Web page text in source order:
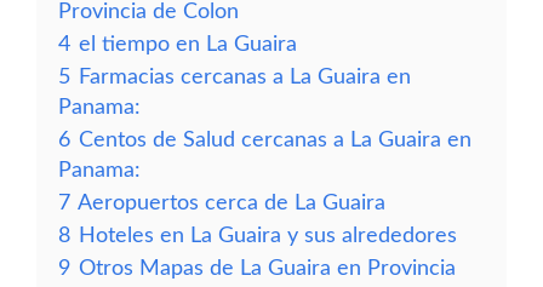
Provincia de Colon
4 el tiempo en La Guaira
5 Farmacias cercanas a La Guaira en
Panama:
6 Centos de Salud cercanas a La Guaira en
Panama:
7 Aeropuertos cerca de La Guaira
8 Hoteles en La Guaira y sus alrededores
9 Otros Mapas de La Guaira en Provincia